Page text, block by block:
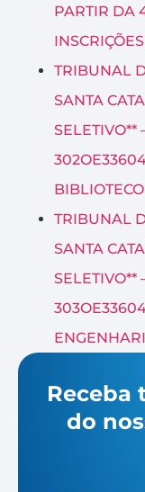
PARTIR DA
TRIBUNAL
SANTA
SELETIVO**
TRIBUNAL
SANTA
SELETIVO**
Receba
do